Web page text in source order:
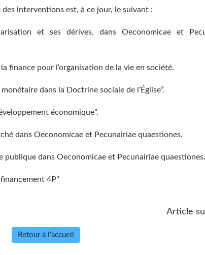
des interventions est, à ce jour, le suivant :
et ses dérives, dans Oeconomicae et
finance pour l’organisation de la vie en société.
dans la Doctrine sociale de l’Église”.
économique".
dans Oeconomicae et Pecunairiae quaestiones.
publique dans Oeconomicae et Pecunairiae quaestiones.
4P"
Article
Retour à l'accueil